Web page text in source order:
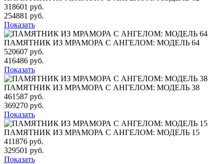
318601 руб.
254881 руб.
Показать
ПАМЯТНИК ИЗ МРАМОРА С АНГЕЛОМ: МОДЕЛЬ 64
520607 руб.
416486 руб.
Показать
ПАМЯТНИК ИЗ МРАМОРА С АНГЕЛОМ: МОДЕЛЬ 38
461587 руб.
369270 руб.
Показать
ПАМЯТНИК ИЗ МРАМОРА С АНГЕЛОМ: МОДЕЛЬ 15
411876 руб.
329501 руб.
Показать